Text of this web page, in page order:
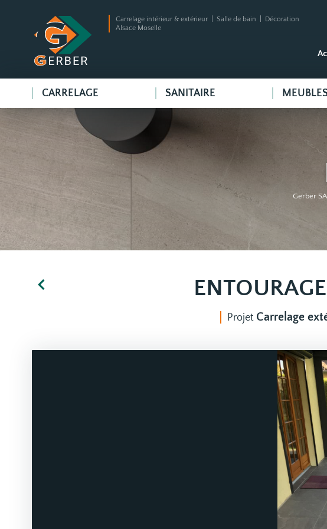
Carrelage intérieur & extérieur | Salle de bain | Décoration
Alsace Moselle
CARRELAGE SANITAIRE
Gerber
Projet Carrelage